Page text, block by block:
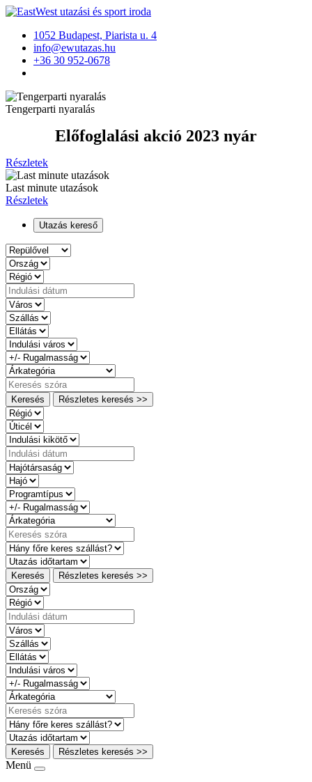
1052 Budapest, Piarista u. 4
info@ewutazas.hu
+36 30 952-0678
Tengerparti nyaralás
Előfoglalási akció 2023 nyár
Részletek
Last minute utazások
Részletek
Utazás kereső
Keresés Részletes keresés >>
Keresés Részletes keresés >>
Keresés Részletes keresés >>
Menü